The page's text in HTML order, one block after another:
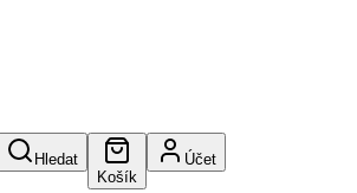
Hledat
Košík
Účet